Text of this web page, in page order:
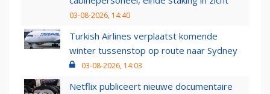
03-08-2026, 14:40
Turkish Airlines verplaatst komende
winter tussenstop op route naar Sydney
03-08-2026, 14:03
Netflix publiceert nieuwe documentaire